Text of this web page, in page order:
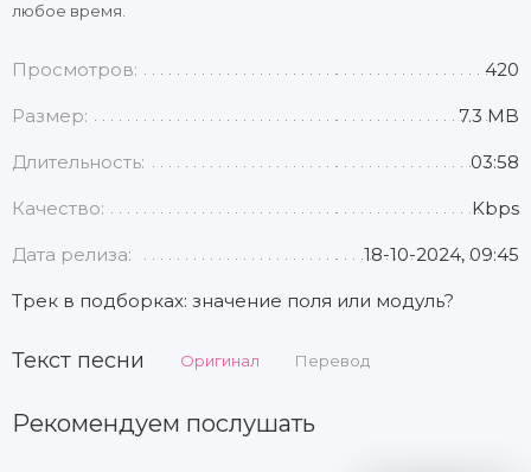
любое время.
Просмотров: 420
Размер: 7.3 MB
Длительность: 03:58
Качество: Kbps
Дата релиза: 18-10-2024, 09:45
Трек в подборках: значение поля или модуль?
Текст песни Оригинал Перевод
Рекомендуем послушать